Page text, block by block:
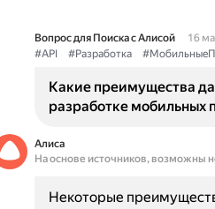
Вопрос для Поиска с Алисой
16
#API
#Разработка
Какие преимущества
разработке мобильных
Алиса
На основе источников, возможны
Некоторые